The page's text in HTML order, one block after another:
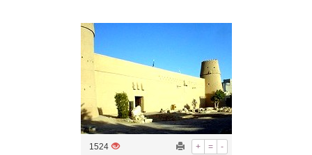
ثلة من الضابطات في الجييش الكويتي
+ = -
1524